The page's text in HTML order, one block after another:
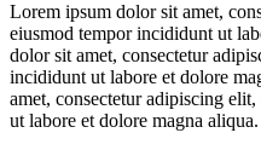
Lorem ipsum dolor sit amet,
eiusmod tempor incididunt ut
dolor sit amet, consectetur
incididunt ut labore et dolore
amet, consectetur adipiscing
ut labore et dolore magna aliqua.